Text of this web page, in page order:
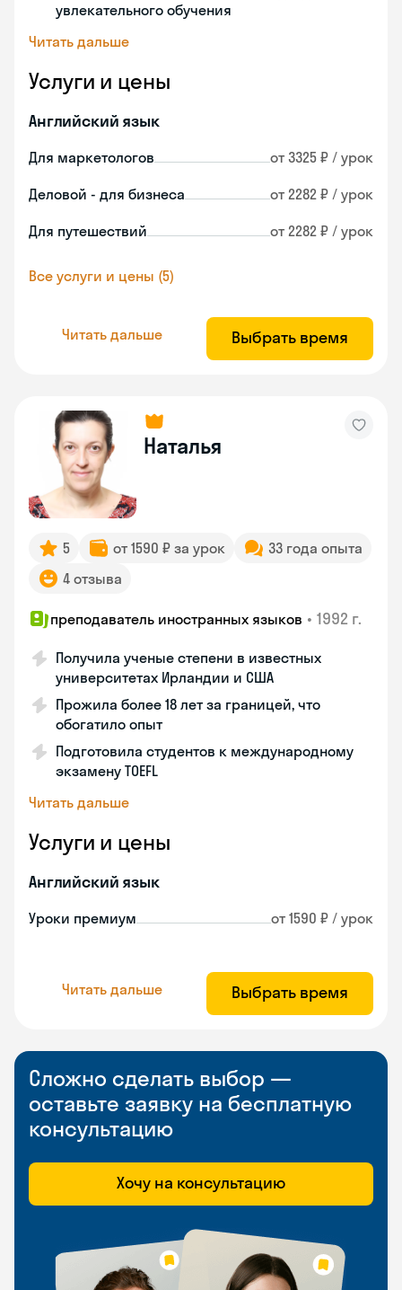
увлекательного обучения
Читать дальше
Услуги и цены
Английский язык
Для маркетологов от 3325 ₽ / урок
Деловой - для бизнеса от 2282 ₽ / урок
Для путешествий от 2282 ₽ / урок
Все услуги и цены (5)
Читать дальше Выбрать время
Наталья
5 от 1590 ₽ за урок
33 года опыта
4 отзыва
преподаватель иностранных языков • 1992 г.
Получила ученые степени в известных
университетах Ирландии и США
Прожила более 18 лет за границей, что
обогатило опыт
Подготовила студентов к международному
экзамену TOEFL
Читать дальше
Услуги и цены
Английский язык
Уроки премиум от 1590 ₽ / урок
Читать дальше Выбрать время
Сложно сделать выбор —
оставьте заявку на бесплатную
консультацию
Хочу на консультацию